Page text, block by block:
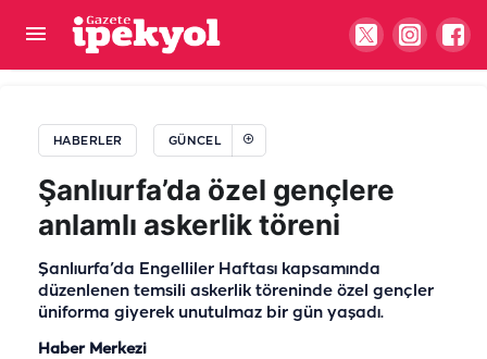
HABERLER GÜNCEL
Şanlıurfa’da özel gençlere
anlamlı askerlik töreni
Şanlıurfa’da Engelliler Haftası kapsamında
düzenlenen temsili askerlik töreninde özel gençler
üniforma giyerek unutulmaz bir gün yaşadı.
Haber Merkezi
Şanlıurfa’nın istihdamı için Ankara’da önemli